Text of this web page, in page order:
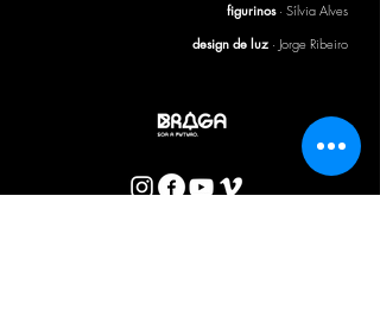
figurinos· Sílvia Alves
design de luz · Jorge Ribeiro